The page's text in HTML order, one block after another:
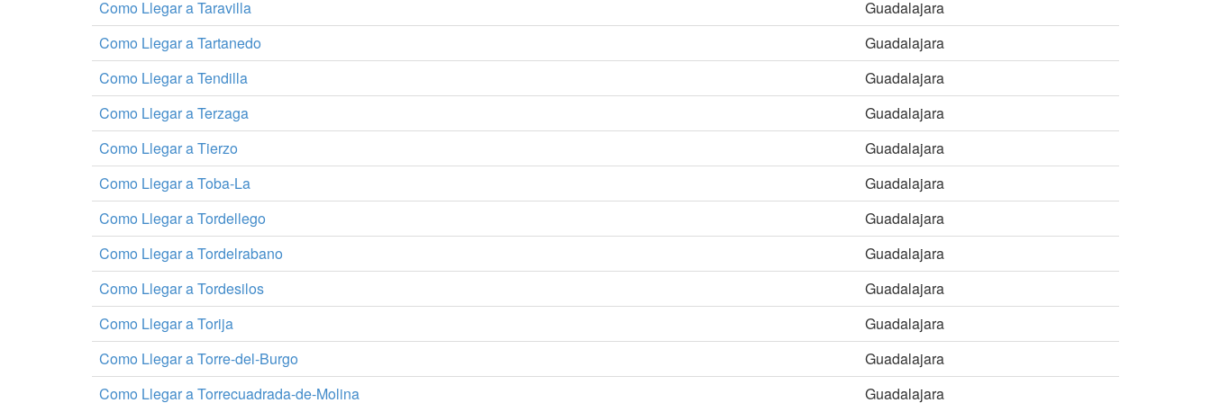
Como Llegar a Taravilla
Guadalajara
Como Llegar a Tartanedo
Guadalajara
Como Llegar a Tendilla
Guadalajara
Como Llegar a Terzaga
Guadalajara
Como Llegar a Tierzo
Guadalajara
Como Llegar a Toba-La
Guadalajara
Como Llegar a Tordellego
Guadalajara
Como Llegar a Tordelrabano
Guadalajara
Como Llegar a Tordesilos
Guadalajara
Como Llegar a Torija
Guadalajara
Como Llegar a Torre-del-Burgo
Guadalajara
Como Llegar a Torrecuadrada-de-Molina
Guadalajara